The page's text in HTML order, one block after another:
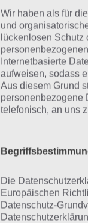
nächstes den
Button drücken.
Und
schon wird der
Links der erste
Reihenfolge
Wir haben als für
und
lückenlosen
Internetbasierte
aufweisen, sodass
Aus diesem Grund
personenbezogene
telefonisch, an uns
Die
Europäischen
Datenschutz-